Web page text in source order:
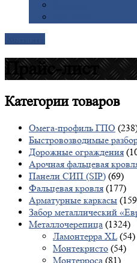
Прайс-лист
Категориитоваров
Омега-профиль ГПО
Быстровозводимые
Дорожные ограждения
Арочная фальцевая
Панели СИП (SIP) (69)
Фальцевая кровля (177)
Арматурные каркасы
Забор металлический
Металлочерепица (1324)
Ламонтерра XL (54)
Монтекристо (54)
Монтерроса (81)